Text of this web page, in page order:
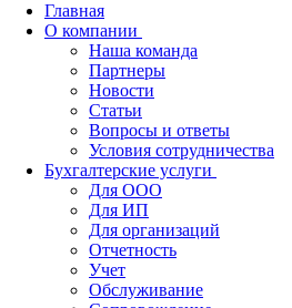
Главная
О компании
Наша команда
Партнеры
Новости
Статьи
Вопросы и ответы
Условия сотрудничества
Бухгалтерские услуги
Для ООО
Для ИП
Для организаций
Отчетность
Учет
Обслуживание